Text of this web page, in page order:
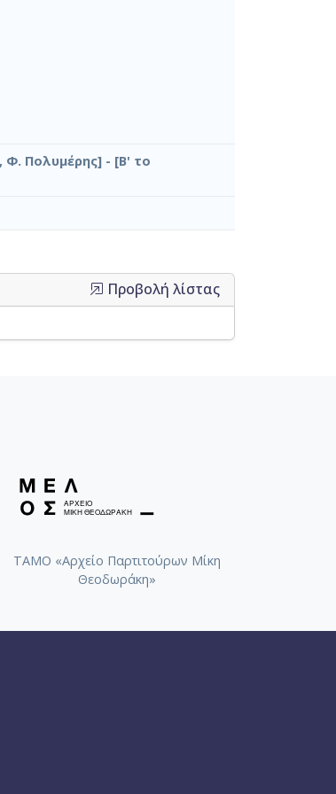
Φ. Πολυμέρης] - [Β' το
Προβολή λίστας
ΤΑΜΟ «Αρχείο Παρτιτούρων Μίκη
Θεοδωράκη»